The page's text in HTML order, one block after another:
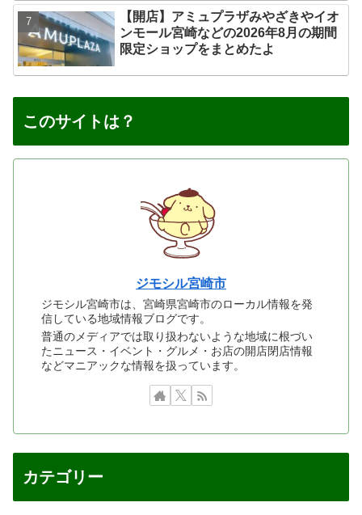
【開店】アミュプラザみやざきやイオ
ンモール宮崎などの2026年8月の期間
限定ショップをまとめたよ
このサイトは？
ジモシル宮崎市
ジモシル宮崎市は、宮崎県宮崎市のローカル情報を発
信している地域情報ブログです。
普通のメディアでは取り扱わないような地域に根づい
たニュース・イベント・グルメ・お店の開店閉店情報
などマニアックな情報を扱っています。
カテゴリー